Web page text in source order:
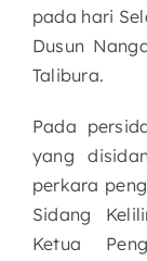
pada hari
Dusun
Talibura.
Pada
yang
perkara
Sidang
Ketua